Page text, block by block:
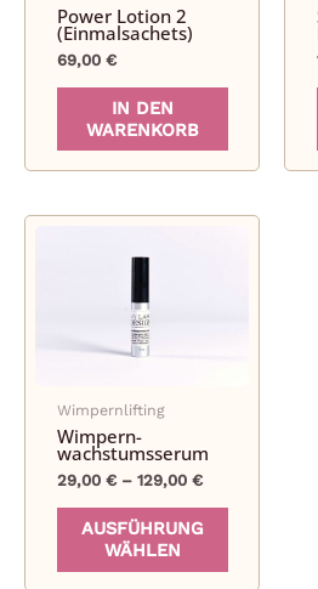
Power Lotion 2
(Einmalsachets)
69,00 €
IN DEN
WARENKORB
Wimpernlifting
Wimpern­
wachstumsserum
29,00 €– 129,00 €
AUSFÜHRUNG
WÄHLEN
Dieses
weist